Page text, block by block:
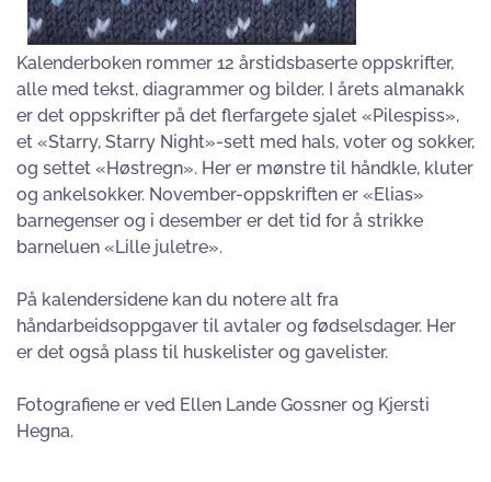
Kalenderboken rommer 12 årstidsbaserte oppskrifter,
alle med tekst, diagrammer og bilder. I årets almanakk
er det oppskrifter på det flerfargete sjalet «Pilespiss»,
et «Starry, Starry Night»-sett med hals, voter og sokker,
og settet «Høstregn». Her er mønstre til håndkle, kluter
og ankelsokker. November-oppskriften er «Elias»
barnegenser og i desember er det tid for å strikke
barneluen «Lille juletre».
På kalendersidene kan du notere alt fra
håndarbeidsoppgaver til avtaler og fødselsdager. Her
er det også plass til huskelister og gavelister.
Fotografiene er ved Ellen Lande Gossner og Kjersti
Hegna.